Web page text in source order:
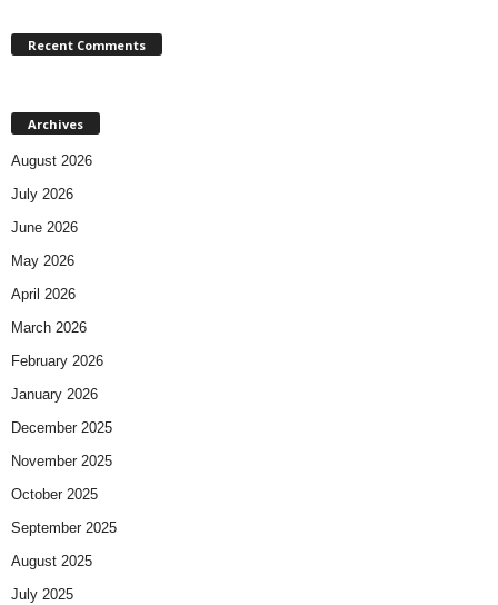
Recent Comments
Archives
August 2026
July 2026
June 2026
May 2026
April 2026
March 2026
February 2026
January 2026
December 2025
November 2025
October 2025
September 2025
August 2025
July 2025